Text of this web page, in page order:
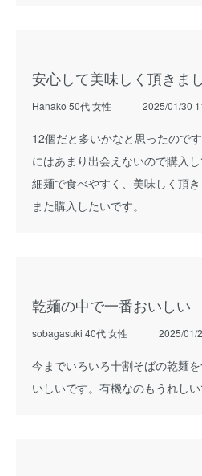
安心して美味しく頂きまし
Hanako 50代 女性 2025/01/30
12個だと多いかなと思ったので
にはあまり出会えないので購入し
細麺で食べやすく、美味しく頂き
また購入したいです。
乾麺の中で一番おいしい
sobagasuki 40代 女性 2025/01/
今までいろいろ十割そばの乾麺
いしいです。有機なのもうれしい